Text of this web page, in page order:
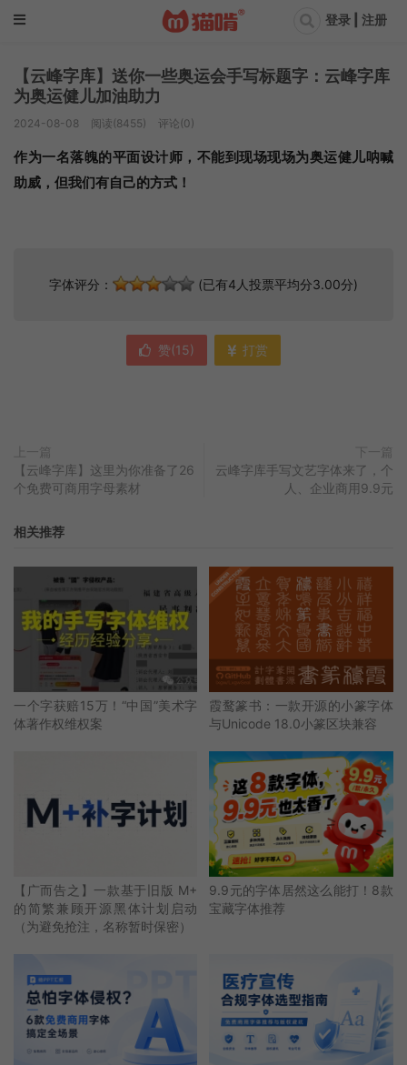
登录 | 注册
【云峰字库】送你一些奥运会手写标题字：云峰字库
为奥运健儿加油助力
2024-08-08 阅读(8455) 评论(0)
作为一名落魄的平面设计师，不能到现场现场为奥运健儿呐喊
助威，但我们有自己的方式！
字体评分： (已有4人投票平均分3.00分)
赞(15) 打赏
上一篇
【云峰字库】这里为你准备了26
个免费可商用字母素材
下一篇
云峰字库手写文艺字体来了，个
人、企业商用9.9元
相关推荐
一个字获赔15万！“中国”美术字
体著作权维权案
霞鹜篆书：一款开源的小篆字体
与Unicode 18.0小篆区块兼容
【广而告之】一款基于旧版 M+
的简繁兼顾开源黑体计划启动
（为避免抢注，名称暂时保密）
9.9元的字体居然这么能打！8款
宝藏字体推荐